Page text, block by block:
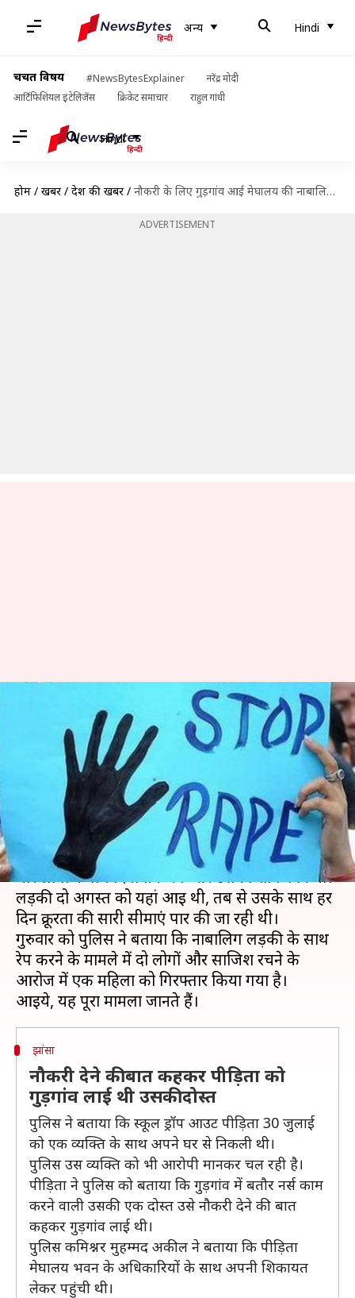
अन्य Hindi
चर्चित विषय #NewsBytesExplainer
नरेंद्र मोदी
आर्टिफिशियल इंटेलिजेंस
क्रिकेट समाचार राहुल गांधी
Hindi
होम / खबरें / देश की खबरें / नौकरी के लिए गुड़गांव आई मेघालय की नाबालिग लड़की के साथ पांच दिनों तक हुआ रेप
ADVERTISEMENT
नौकरी के लिए गुड़गांव आई मेघालय
की नाबालिग लड़की के साथ पांच
दिनों तक हुआ रेप
प्रमोद कुमार Aug 09, 2019 12:15 pm
क्या है खबर?
गुड़गांव आई मेघालय की एक 14 वर्षीय लड़की के साथ
चार लोगों ने पांच दिनों तक रेप और उसका शोषण किया।
लड़की दो अगस्त को यहां आई थी, तब से उसके साथ हर
दिन क्रूरता की सारी सीमाएं पार की जा रही थी।
गुरुवार को पुलिस ने बताया कि नाबालिग लड़की के साथ
रेप करने के मामले में दो लोगों और साजिश रचने के
आरोज में एक महिला को गिरफ्तार किया गया है।
झांसा
नौकरी देने की बात कहकर पीड़िता को
गुड़गांव लाई थी उसकी दोस्त
पुलिस ने बताया कि स्कूल ड्रॉप आउट पीड़िता 30 जुलाई
को एक व्यक्ति के साथ अपने घर से निकली थी।
पुलिस उस व्यक्ति को भी आरोपी मानकर चल रही है।
पीड़िता ने पुलिस को बताया कि गुड़गांव में बतौर नर्स काम
करने वाली उसकी एक दोस्त उसे नौकरी देने की बात
कहकर गुड़गांव लाई थी।
पुलिस कमिश्नर मुहम्मद अकील ने बताया कि पीड़िता
मेघालय भवन के अधिकारियों के साथ अपनी शिकायत
लेकर पहुंची थी।